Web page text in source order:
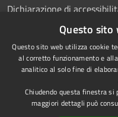
Dichiarazione di
Whistleblowing
Accessibilità
Questo
Questo sito web utilizza cookie
al corretto funzionamento e
analitico al solo fine di
Chiudendo questa finestra si
maggiori dettagli può